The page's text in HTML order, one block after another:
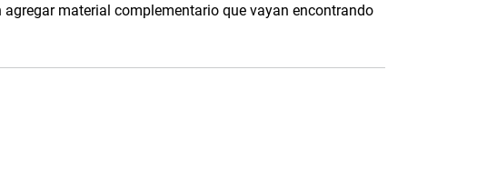
material complementario que vayan encontrando